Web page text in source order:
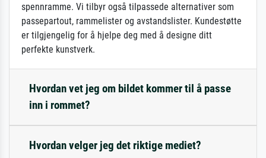
spennramme. Vi tilbyr også tilpassede alternativer som
passepartout, rammelister og avstandslister. Kundestøtte
er tilgjengelig for å hjelpe deg med å designe ditt
perfekte kunstverk.
Hvordan vet jeg om bildet kommer til å passe
inn i rommet?
Hvordan velger jeg det riktige mediet?